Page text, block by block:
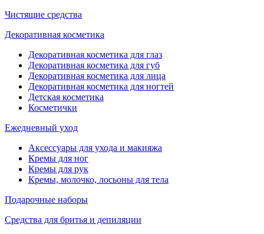
Чистящие средства
Декоративная косметика
Декоративная косметика для глаз
Декоративная косметика для губ
Декоративная косметика для лица
Декоративная косметика для ногтей
Детская косметика
Косметички
Ежедневный уход
Аксессуары для ухода и макияжа
Кремы для ног
Кремы для рук
Кремы, молочко, лосьоны для тела
Подарочные наборы
Средства для бритья и депиляции